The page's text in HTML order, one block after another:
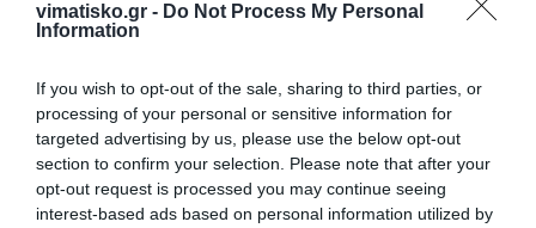
vimatisko.gr - Do Not Process My Personal
Information
If you wish to opt-out of the sale, sharing to third parties, or
processing of your personal or sensitive information for
targeted advertising by us, please use the below opt-out
section to confirm your selection. Please note that after your
opt-out request is processed you may continue seeing
interest-based ads based on personal information utilized by
Κούρδος πρόσφυγας σκότωσε τη γυναίκα του στο Hot
8/2 Ο ΒΑΓΓΕΛΗΣ ΠΑΝΑΤΟΣ ΣΤΟ COFEE CHILLO
H ΠΙΤΑ ΤΗΣ ΕΝΩΣΗΣ ΚΩΩΝ ΑΘΗΝΩΝ (φωτο)